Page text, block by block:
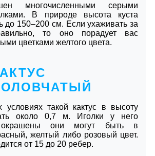
многочисленными серыми
В природе высота куста
до 150–200 см. Если ухаживать за
то оно порадует вас
цветками желтого цвета.
условиях такой кактус в высоту
около 0,7 м. Иголки у него
они могут быть в
желтый либо розовый цвет.
от 15 до 20 ребер.